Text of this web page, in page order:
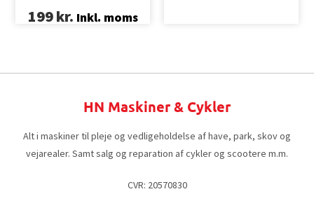
199kr. Inkl. moms
HN Maskiner & Cykler
Alt i maskiner til pleje og vedligeholdelse af have, park, skov og
vejarealer. Samt salg og reparation af cykler og scootere m.m.
CVR: 20570830